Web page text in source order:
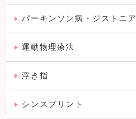
パーキンソン病・ジストニア
運動物理療法
浮き指
シンスプリント